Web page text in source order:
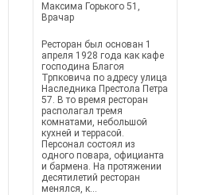
Максима Горького 51,
Врачар
Ресторан был основан 1
апреля 1928 года как кафе
господина Благоя
Трпковича по адресу улица
Наследника Престола Петра
57. В то время ресторан
располагал тремя
комнатами, небольшой
кухней и террасой.
Персонал состоял из
одного повара, официанта
и бармена. На протяжении
десятилетий ресторан
менялся, к...